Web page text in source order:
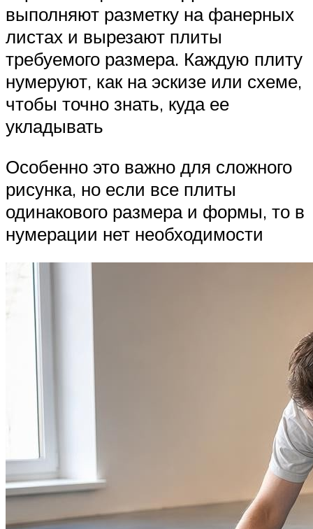
выполняют разметку на фанерных
листах и вырезают плиты
требуемого размера. Каждую плиту
нумеруют, как на эскизе или схеме,
чтобы точно знать, куда ее
укладывать
Особенно это важно для сложного
рисунка, но если все плиты
одинакового размера и формы, то в
нумерации нет необходимости